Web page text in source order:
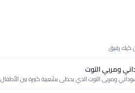
ومربي التوت
ومربى التوت الذي يحظى بشعبية كبيرة بين